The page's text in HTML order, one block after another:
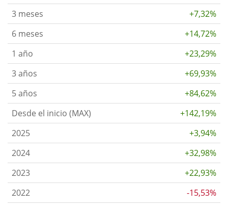
3 meses
+7,32%
6 meses
+14,72%
1 año
+23,29%
3 años
+69,93%
5 años
+84,62%
Desde el inicio (MAX)
+142,19%
2025
+3,94%
2024
+32,98%
2023
+22,93%
2022
-15,53%